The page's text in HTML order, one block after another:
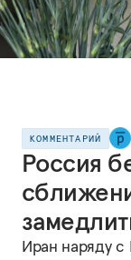
КОММЕНТАРИЙ
Россия
Иран наряду с